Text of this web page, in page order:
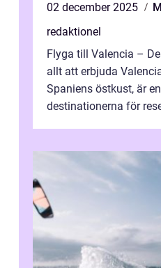
02 december 2025
redaktionel
Flyga till Valencia –
allt att erbjuda
Spaniens östkust, är
destinationerna för